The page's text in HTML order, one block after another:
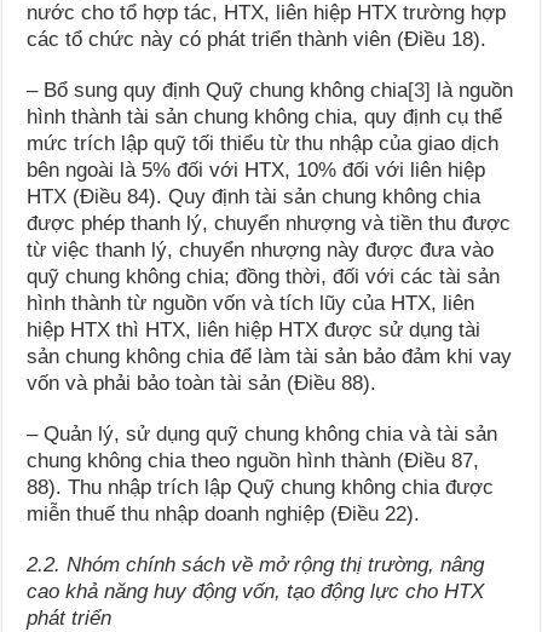
nước cho tổ hợp tác, HTX, liên hiệp HTX trường hợp
các tổ chức này có phát triển thành viên (Điều 18).
– Bổ sung quy định Quỹ chung không chia[3]
là nguồn
hình thành tài sản chung không chia, quy định cụ thể
mức trích lập quỹ tối thiểu từ thu nhập của giao dịch
bên ngoài là 5% đối với HTX, 10% đối với liên hiệp
HTX (Điều 84). Quy định tài sản chung không chia
được phép thanh lý, chuyển nhượng và tiền thu được
từ việc thanh lý, chuyển nhượng này được đưa vào
quỹ chung không chia; đồng thời, đối với các tài sản
hình thành từ nguồn vốn và tích lũy của HTX, liên
hiệp HTX thì HTX, liên hiệp HTX được sử dụng tài
sản chung không chia để làm tài sản bảo đảm khi vay
vốn và phải bảo toàn tài sản (Điều 88).
– Quản lý, sử dụng quỹ chung không chia và tài sản
chung không chia theo nguồn hình thành (Điều 87,
88). Thu nhập trích lập Quỹ chung không chia được
miễn thuế thu nhập doanh nghiệp (Điều 22).
2.2. Nhóm chính sách về mở rộng thị trường, nâng
cao khả năng huy động vốn, tạo động lực cho HTX
phát triển